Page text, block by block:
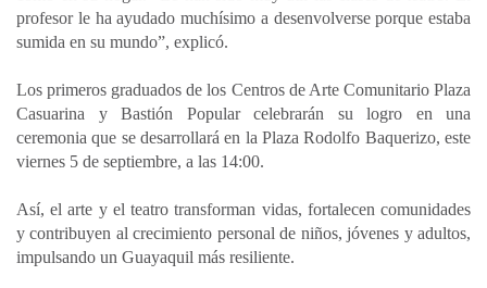
profesor le ha ayudado muchísimo a desenvolverse porque estaba
sumida en su mundo”, explicó.
Los primeros graduados de los Centros de Arte Comunitario Plaza
Casuarina y Bastión Popular celebrarán su logro en una
ceremonia que se desarrollará en la Plaza Rodolfo Baquerizo, este
viernes 5 de septiembre, a las 14:00.
Así, el arte y el teatro transforman vidas, fortalecen comunidades
y contribuyen al crecimiento personal de niños, jóvenes y adultos,
impulsando un Guayaquil más resiliente.